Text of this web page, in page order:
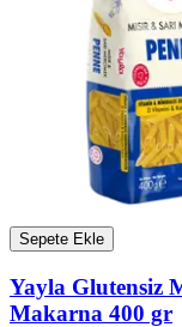
Sepete Ekle
Yayla Glutensiz
Makarna 400 gr